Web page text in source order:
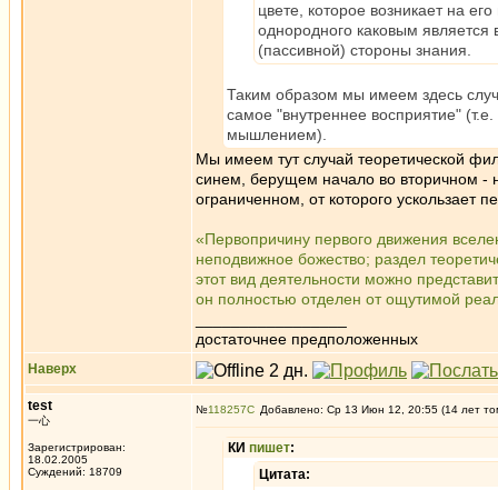
цвете, которое возникает на
однородного каковым является
(пассивной) стороны знания.
Таким образом мы имеем здесь
самое "внутреннее восприятие"
мышлением).
Мы имеем тут случай теоретической
синем, берущем начало во вторичном -
ограниченном, от которого ускользает
«Первопричину первого движения
неподвижное божество; раздел
этот вид деятельности можно
он полностью отделен от ощутимой
достаточнее предположенных
Наверх
test
一心
Зарегистрирован:
18.02.2005
Суждений: 18709
№118257 Добавлено: Ср 13 Июн 12, 20:55 (14 лет
КИ пишет:
Цитата: